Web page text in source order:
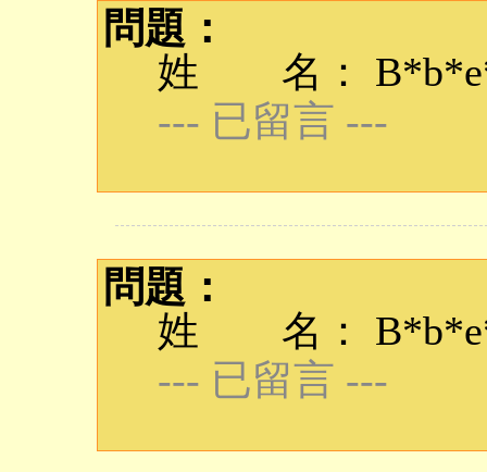
問題：
姓 名：
--- 已留言 ---
問題：
姓 名：
--- 已留言 ---